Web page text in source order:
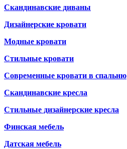
Скандинавские диваны
Дизайнерские кровати
Модные кровати
Стильные кровати
Современные кровати в спальню
Скандинавские кресла
Стильные дизайнерские кресла
Финская мебель
Датская мебель